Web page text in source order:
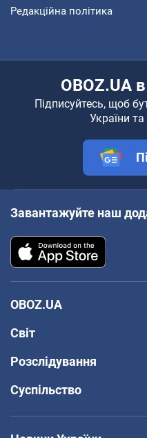
Редакційна політика
OBOZ.UA
Підписуйтесь, щоб
України та
Завантажуйте наш
OBOZ.UA
Світ
Розслідування
Суспільство